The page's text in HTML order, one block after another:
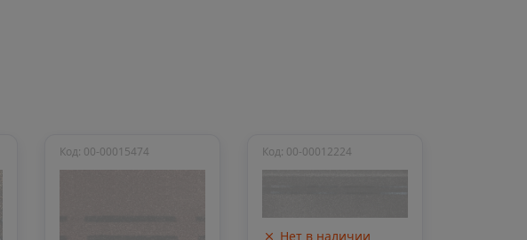
Код: 00-00015474
Нет в наличии
Код: 00-00012224